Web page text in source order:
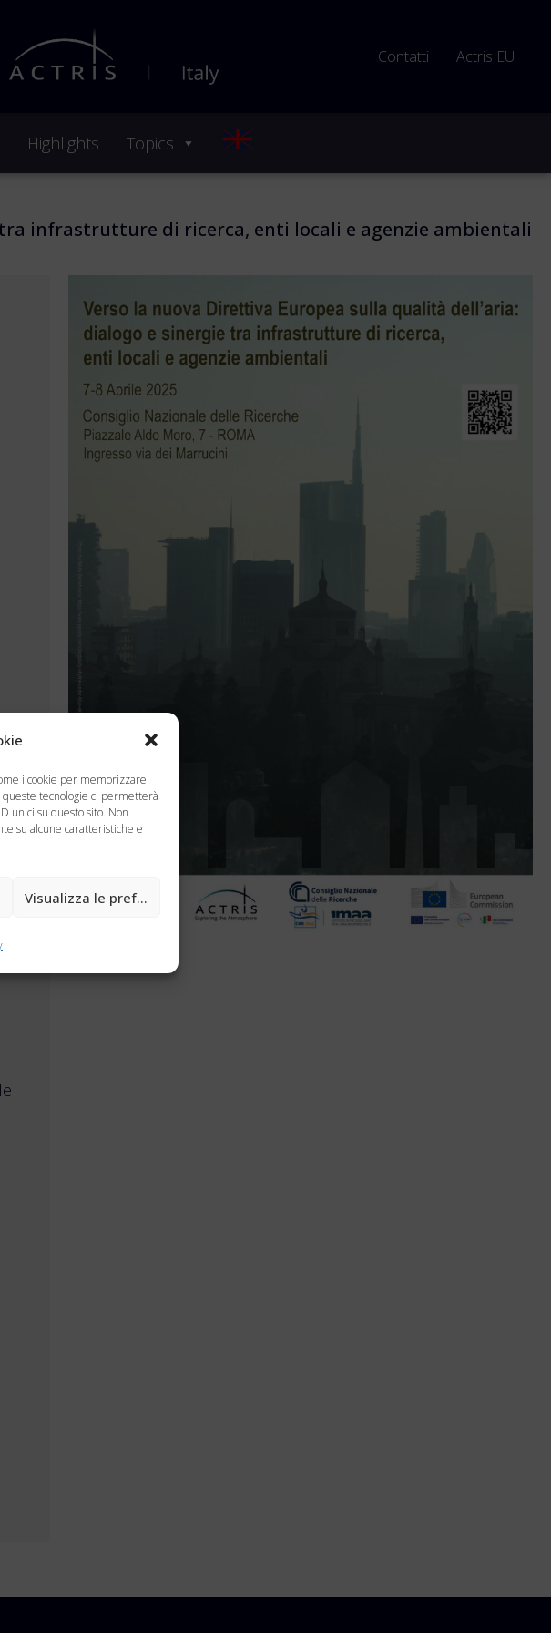
i cookie per memorizzare
queste tecnologie ci permetterà
unici su questo sito. Non
su alcune caratteristiche e
Visualizza le preferenze
Contatti Actris EU
Highlights Topics
infrastrutture di ricerca, enti locali e agenzie ambientali